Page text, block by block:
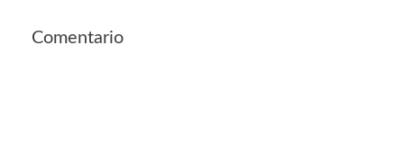
Comentario